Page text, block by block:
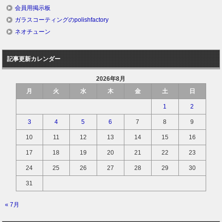
会員用掲示板
ガラスコーティングのpolishfactory
ネオチューン
記事更新カレンダー
2026年8月
月
火 水 木 金 土 日
1 2
3 4 5 6 7 8 9
10 11 12 13 14 15 16
17 18 19 20 21 22 23
24 25 26 27 28 29 30
31
« 7月